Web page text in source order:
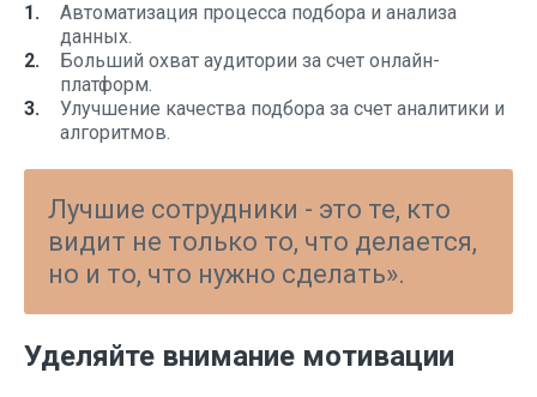
Автоматизация процесса подбора и анализа
данных.
Больший охват аудитории за счет онлайн-
платформ.
Улучшение качества подбора за счет аналитики и
алгоритмов.
Лучшие сотрудники - это те, кто
видит не только то, что делается,
но и то, что нужно сделать».
Уделяйте внимание мотивации